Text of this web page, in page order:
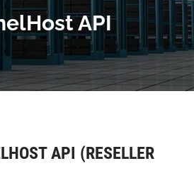
API
API (RESELLER